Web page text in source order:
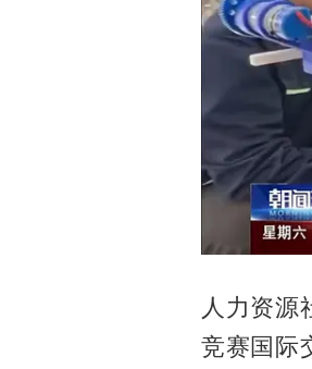
人力资源
竞赛国际